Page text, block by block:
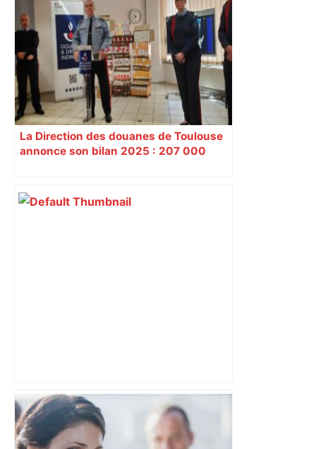
La Direction des douanes de Toulouse
annonce son bilan 2025 : 207 000
Sébastien Lecornu en visite à Toulouse
: pourquoi la venue du Premier ministre
est-elle très attendue ? – Actu.fr